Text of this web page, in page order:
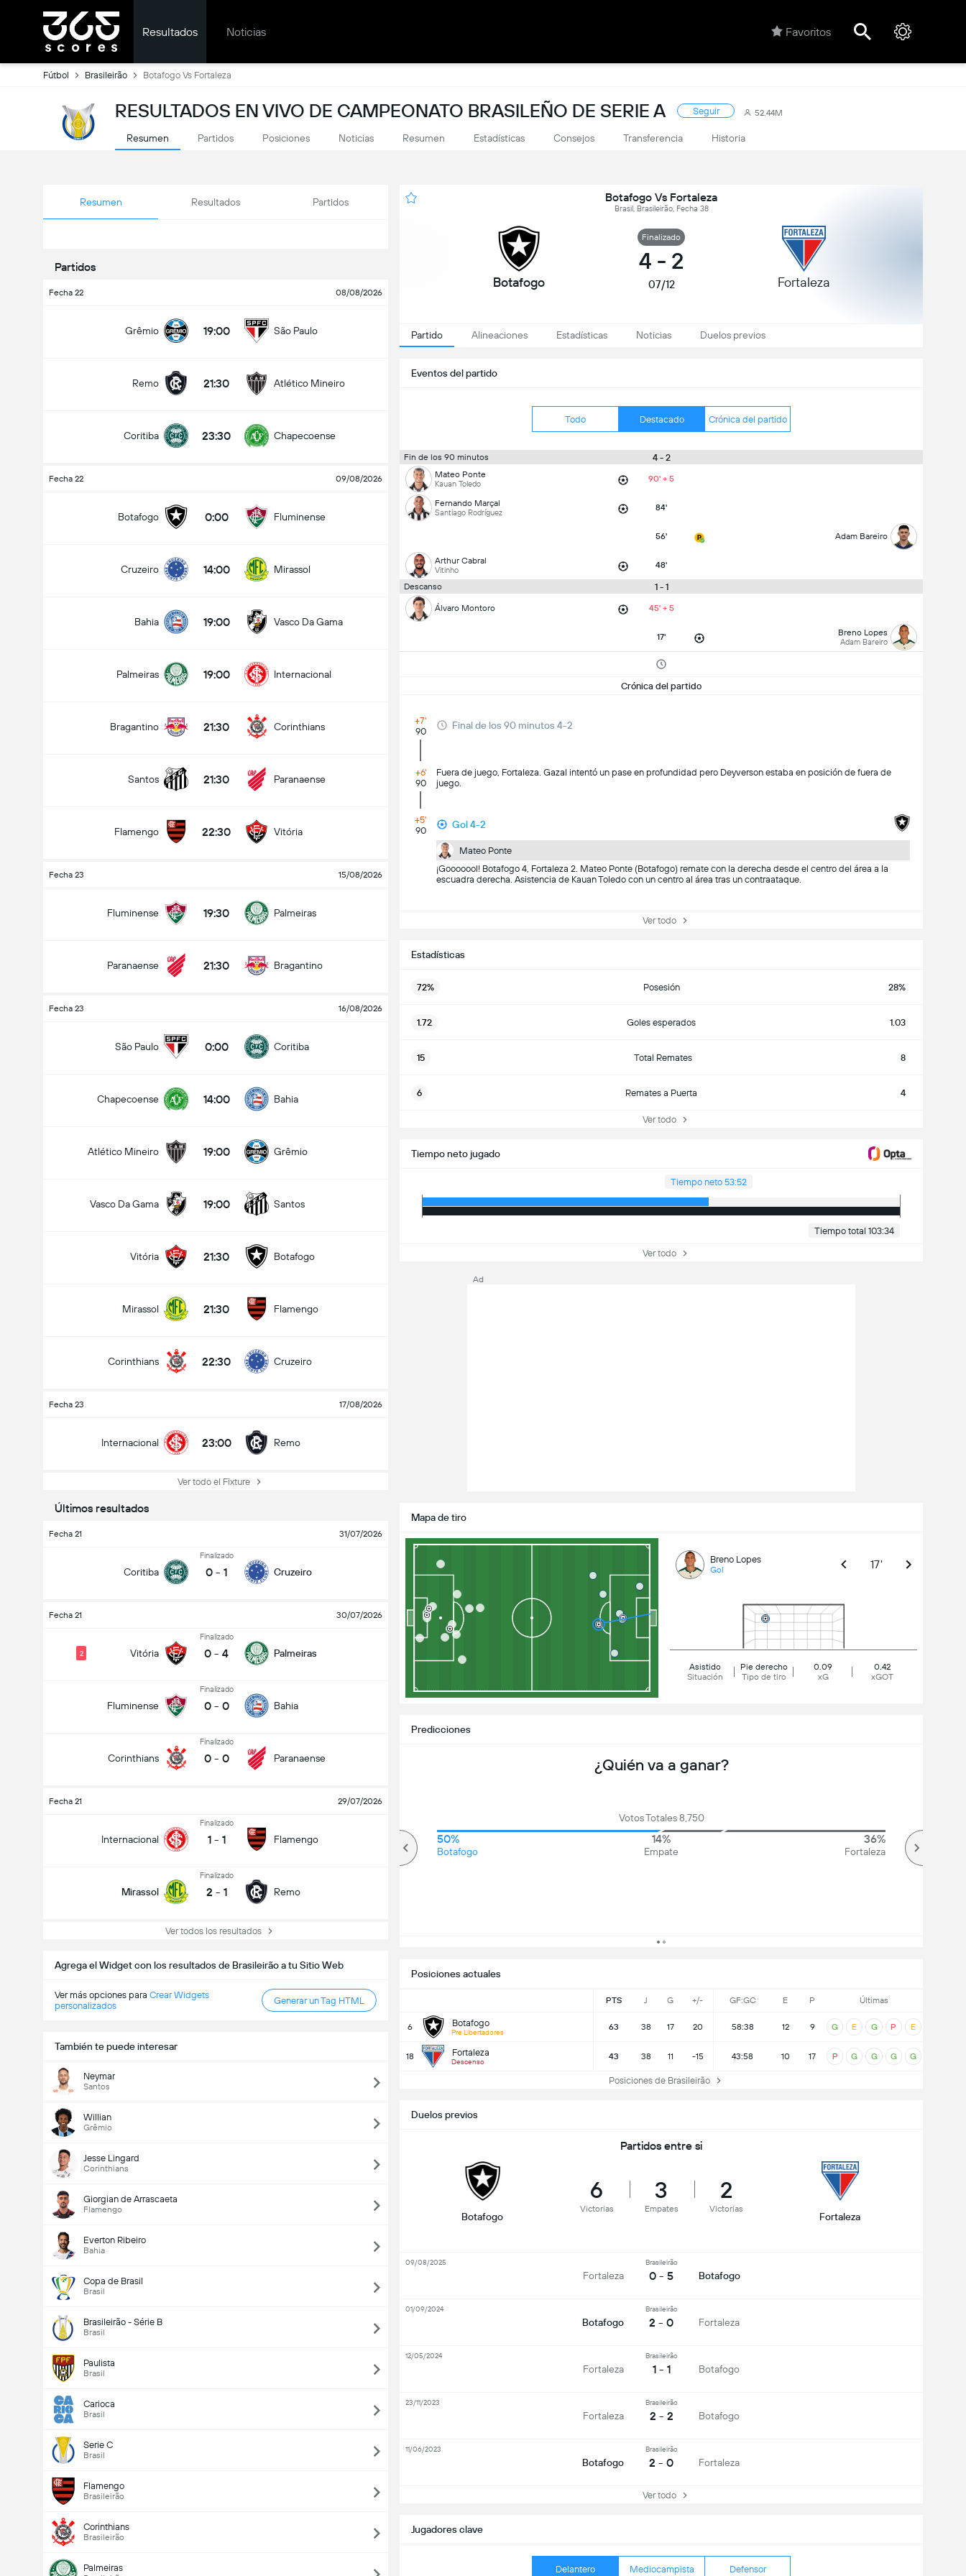
Resultados Noticias Favoritos
Fútbol Brasileirão Botafogo Vs Fortaleza
RESULTADOS EN VIVO DE CAMPEONATO BRASILEÑO DE SERIE A Seguir 52.44M
Resumen Partidos Posiciones Noticias Resumen Estadísticas Consejos Transferencia Historia
Resumen Resultados Partidos
Partidos
Fecha 22 08/08/2026
Grêmio 19:00 São Paulo
Remo 21:30 Atlético Mineiro
Coritiba 23:30 Chapecoense
Fecha 22 09/08/2026
Botafogo 0:00 Fluminense
Cruzeiro 14:00 Mirassol
Bahia 19:00 Vasco Da Gama
Palmeiras 19:00 Internacional
Bragantino 21:30 Corinthians
Santos 21:30 Paranaense
Flamengo 22:30 Vitória
Fecha 23 15/08/2026
Fluminense 19:30 Palmeiras
Paranaense 21:30 Bragantino
Fecha 23 16/08/2026
São Paulo 0:00 Coritiba
Chapecoense 14:00 Bahia
Atlético Mineiro 19:00 Grêmio
Vasco Da Gama 19:00 Santos
Vitória 21:30 Botafogo
Mirassol 21:30 Flamengo
Corinthians 22:30 Cruzeiro
Fecha 23 17/08/2026
Internacional 23:00 Remo
Ver todo el Fixture
Últimos resultados
Fecha 21 31/07/2026
Coritiba
Finalizado
0 - 1 Cruzeiro
Fecha 21 30/07/2026
Vitória
2
Finalizado
0 - 4 Palmeiras
Fluminense
Finalizado
0 - 0 Bahia
Corinthians
Finalizado
0 - 0 Paranaense
Fecha 21 29/07/2026
Internacional
Finalizado
1 - 1 Flamengo
Mirassol
Finalizado
2 - 1 Remo
Ver todos los resultados
Agrega el Widget con los resultados de Brasileirão a tu Sitio Web
Ver más opciones para Crear Widgets
personalizados
Generar un Tag HTML
También te puede interesar
Neymar
Santos
Willian
Grêmio
Jesse Lingard
Corinthians
Giorgian de Arrascaeta
Flamengo
Everton Ribeiro
Bahia
Copa de Brasil
Brasil
Brasileirão - Série B
Brasil
Paulista
Brasil
Carioca
Brasil
Serie C
Brasil
Flamengo
Brasileirão
Corinthians
Brasileirão
Palmeiras
Botafogo Vs Fortaleza
Brasil, Brasileirão, Fecha 38
Botafogo
Finalizado
4 - 2
07/12 Fortaleza
Partido Alineaciones Estadísticas Noticias Duelos previos
Eventos del partido
Todo Destacado Crónica del partido
Fin de los 90 minutos 4 - 2
Mateo Ponte
Kauan Toledo 90' + 5
Fernando Marçal
Santiago Rodríguez 84'
56' Adam Bareiro
Arthur Cabral
Vitinho 48'
Descanso 1 - 1
Álvaro Montoro 45' + 5
17' Breno Lopes
Adam Bareiro
Crónica del partido
+7'
90
Final de los 90 minutos 4-2
+6'
90
Fuera de juego, Fortaleza. Gazal intentó un pase en profundidad pero Deyverson estaba en posición de fuera de
juego.
+5'
90
Gol 4-2
Mateo Ponte
¡Gooooool! Botafogo 4, Fortaleza 2. Mateo Ponte (Botafogo) remate con la derecha desde el centro del área a la
escuadra derecha. Asistencia de Kauan Toledo con un centro al área tras un contraataque.
Ver todo
Jugadores clave
Delantero Mediocampista Defensor
Estadísticas
72% Posesión 28%
1.72 Goles esperados 1.03
15 Total Remates 8
6 Remates a Puerta 4
Ver todo
Tiempo neto jugado
Tiempo neto 53:52
Tiempo total 103:34
Ver todo
Mapa de tiro
Breno Lopes
Gol 17'
Asistido
Situación
Pie derecho
Tipo de tiro
0.09
xG
0.42
xGOT
Posiciones actuales
PTS J G +/- GF:GC E P Últimas
6 Botafogo
Pre Libertadores
63 38 17 20 58:38 12 9 G E G P E
18 Fortaleza
Descenso
43 38 11 -15 43:58 10 17 P G G G G
Posiciones de Brasileirão
Predicciones
¿Quién va a ganar?
Votos Totales 8,750
50%
Botafogo
14%
Empate
36%
Fortaleza
Goles en el partido (2.5)
Duelos previos
Partidos entre si
Botafogo
6
Victorias
3
Empates
2
Victorias
Fortaleza
Fortaleza
Brasileirão
0 - 5 Botafogo
09/08/2025
Botafogo
Brasileirão
2 - 0 Fortaleza
01/09/2024
Fortaleza
Brasileirão
1 - 1 Botafogo
12/05/2024
Fortaleza
Brasileirão
2 - 2 Botafogo
23/11/2023
Botafogo
Brasileirão
2 - 0 Fortaleza
11/06/2023
Ver todo
Ad